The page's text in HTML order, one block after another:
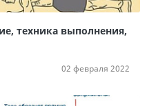
техника выполнения,
02 февраля 2022